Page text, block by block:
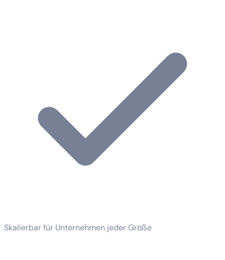
Skalierbar für Unternehmen jeder Größe